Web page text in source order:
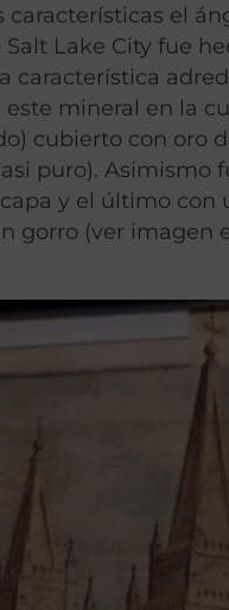
características el
Lake City fue
característica
este mineral en la
cubierto con oro
puro). Asimismo
y el último con
gorro (ver imagen